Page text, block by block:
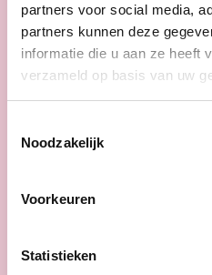
partners voor social media,
partners kunnen deze
informatie die u aan ze heeft
verzameld op basis van uw
Noodzakelijk
Voorkeuren
Statistieken
Nieuws